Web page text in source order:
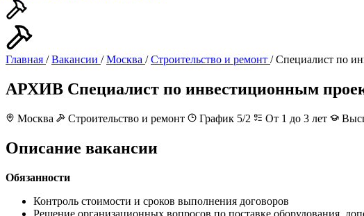
Главная / Вакансии / Москва / Строительство и ремонт / Специалист по
АРХИВ Специалист по инвестиционным
Москва Строительство и ремонт График 5/2 От 1 до 3 лет
Описание вакансии
Обязанности
Контроль стоимости и сроков выполнения договоров
Решение организационных вопросов по поставке оборудования,